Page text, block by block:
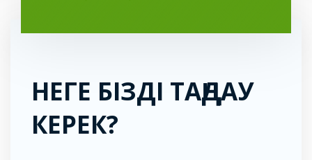
НЕГЕ БІЗДІ ТАҢДАУ
КЕРЕК?